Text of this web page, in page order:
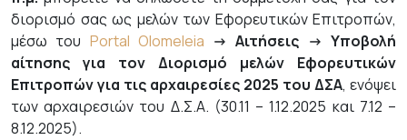
διορισμό σας ως μελών των Εφορευτικών Επιτροπών,
μέσω του Portal Olomeleia -> Αιτήσεις -> Υποβολή
αίτησης για τον Διορισμό μελών Εφορευτικών
Επιτροπών για τις αρχαιρεσίες 2025 του ΔΣΑ, ενόψει
των αρχαιρεσιών του Δ.Σ.Α. (30.11 – 1.12.2025 και 7.12 –
8.12.2025).